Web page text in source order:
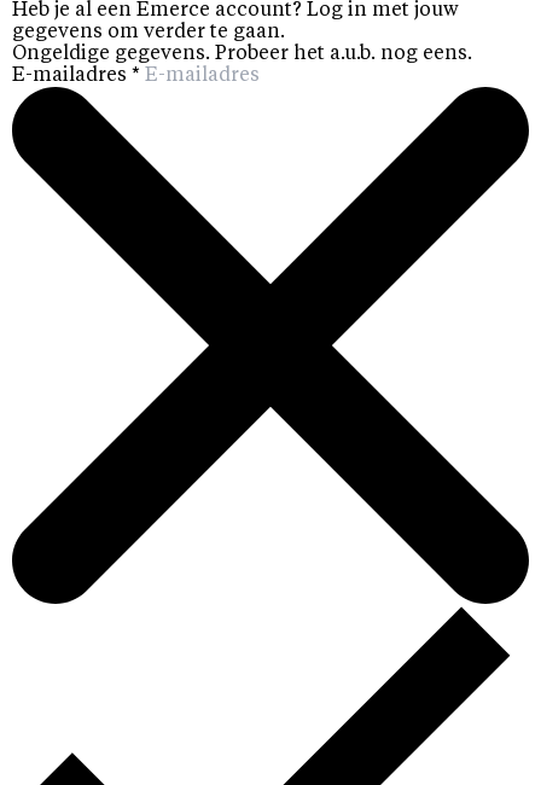
Heb je al een Emerce account? Log in met jouw
gegevens om verder te gaan.
Ongeldige gegevens. Probeer het a.u.b. nog eens.
E-mailadres *